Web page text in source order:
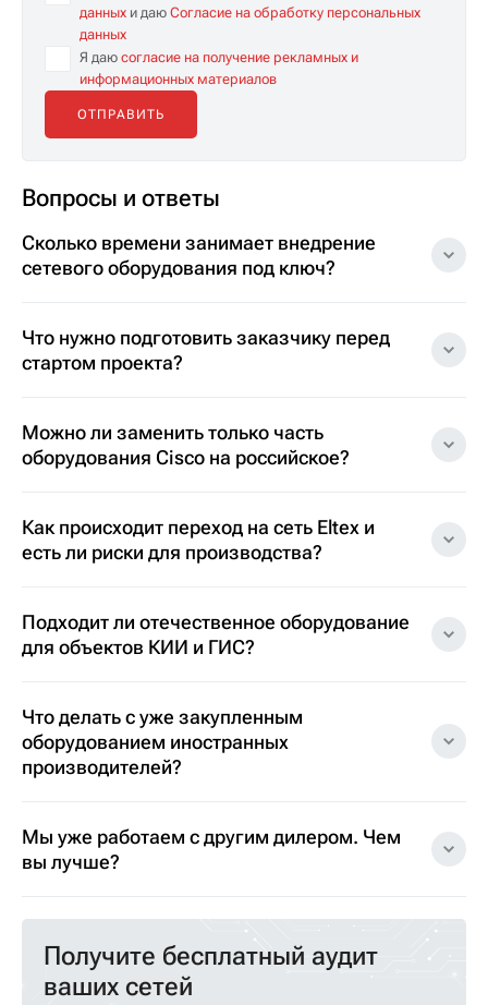
данных и даю Согласие на обработку персональных
данных
Я даю согласие на получение рекламных и
информационных материалов
Вопросы и ответы
Сколько времени занимает внедрение
сетевого оборудования под ключ?
Что нужно подготовить заказчику перед
стартом проекта?
Можно ли заменить только часть
оборудования Cisco на российское?
Как происходит переход на сеть Eltex и
есть ли риски для производства?
Подходит ли отечественное оборудование
для объектов КИИ и ГИС?
Что делать с уже закупленным
оборудованием иностранных
производителей?
Мы уже работаем с другим дилером. Чем
вы лучше?
Получите бесплатный аудит
ваших сетей